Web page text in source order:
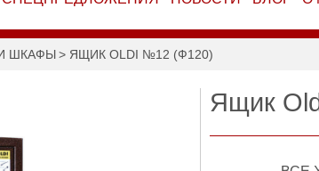
ШКАФЫ ЯЩИК OLDI №12 (Ф120)
Ящик